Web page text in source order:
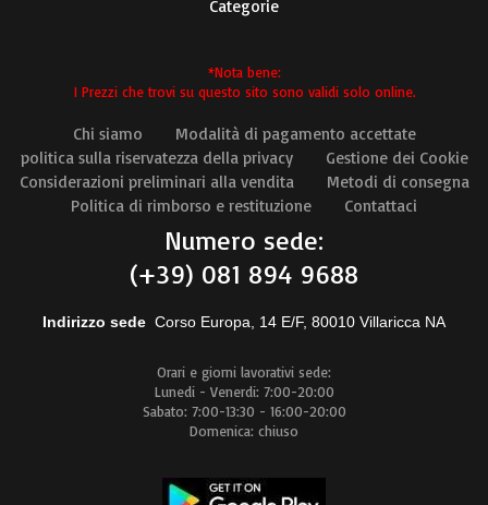
Categorie
*Nota bene:
I Prezzi che trovi su questo sito sono validi solo online.
Chi siamo
Modalità di pagamento accettate
politica sulla riservatezza della privacy
Gestione dei Cookie
Considerazioni preliminari alla vendita
Metodi di consegna
Politica di rimborso e restituzione
Contattaci
Numero sede:
(+39) 081 894 9688
Indirizzo sede Corso Europa, 14 E/F, 80010 Villaricca NA
Orari e giorni lavorativi sede:
Lunedi - Venerdi: 7:00-20:00
Sabato: 7:00-13:30 - 16:00-20:00
Domenica: chiuso